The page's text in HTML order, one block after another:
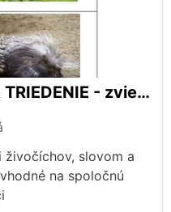
Abeceda - KARTY NA TRIEDENIE - zvieratá
živočíchov, slovom a
na spoločnú